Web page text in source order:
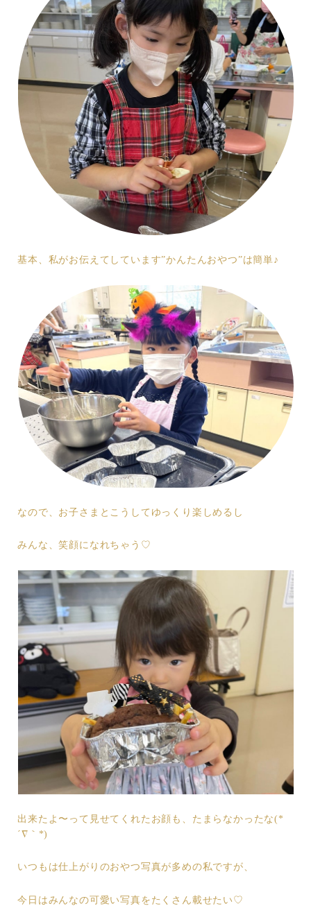
基本、私がお伝えてしています”かんたんおやつ”は簡単♪
なので、お子さまとこうしてゆっくり楽しめるし
みんな、笑顔になれちゃう♡
出来たよ〜って見せてくれたお顔も、たまらなかったな(*
´∇｀*)
いつもは仕上がりのおやつ写真が多めの私ですが、
今日はみんなの可愛い写真をたくさん載せたい♡